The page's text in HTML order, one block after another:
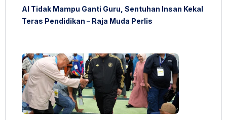
AI Tidak Mampu Ganti Guru, Sentuhan Insan Kekal
Teras Pendidikan – Raja Muda Perlis